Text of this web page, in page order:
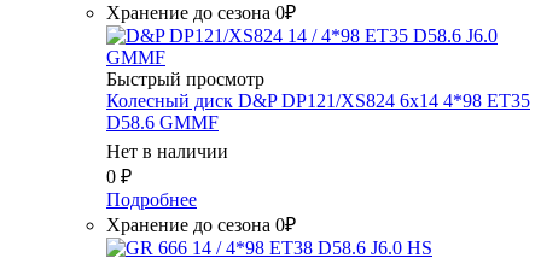
Хранение до сезона 0₽
Быстрый просмотр
Колесный диск D&P DP121/XS824 6x14 4*98 ET35
D58.6 GMMF
Нет в наличии
0 ₽
Подробнее
Хранение до сезона 0₽